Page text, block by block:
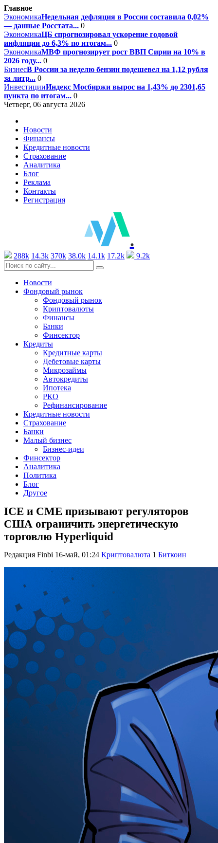
Главное
ЭкономикаНедельная дефляция в России составила 0,02%
— данные Росстата... 0
ЭкономикаЦБ спрогнозировал ускорение годовой
инфляции до 6,3% по итогам... 0
ЭкономикаМВФ прогнозирует рост ВВП Сирии на 10% в
2026 году... 0
БизнесВ России за неделю бензин подешевел на 1,12 рубля
за литр... 0
ИнвестицииИндекс Мосбиржи вырос на 1,43% до 2301,65
пункта по итогам... 0
Четверг, 06 августа 2026
Новости
Финансы
Кредитные новости
Страхование
Аналитика
Блог
Реклама
Контакты
Регистрация
.
288k 14.3k 370k 38.0k 14.1k 17.2k 9.2k
Новости
Фондовый рынок
Фондовый рынок
Криптовалюты
Финансы
Банки
Финсектор
Кредиты
Кредитные карты
Дебетовые карты
Микрозаймы
Автокредиты
Ипотека
РКО
Рефинансирование
Кредитные новости
Страхование
Банки
Малый бизнес
Бизнес-идеи
Финсектор
Аналитика
Политика
Блог
Другое
ICE и CME призывают регуляторов
США ограничить энергетическую
торговлю Hyperliquid
Редакция Finbi 16-май, 01:24 Криптовалюта 1 Биткоин